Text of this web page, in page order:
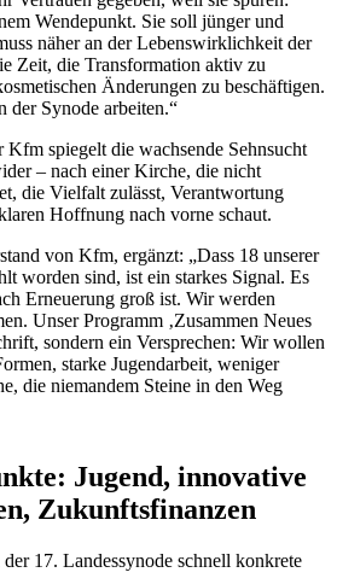
Wendepunkt. Sie soll jünger und
näher an der Lebenswirklichkeit der
Zeit, die Transformation aktiv zu
Änderungen zu beschäftigen.
Synode arbeiten.“
spiegelt die wachsende Sehnsucht
– nach einer Kirche, die nicht
die Vielfalt zulässt, Verantwortung
Hoffnung nach vorne schaut.
von Kfm, ergänzt: „Dass 18 unserer
worden sind, ist ein starkes Signal. Es
Erneuerung groß ist. Wir werden
Unser Programm ‚Zusammen Neues
sondern ein Versprechen: Wir wollen
starke Jugendarbeit, weniger
die niemandem Steine in den Weg
Jugend, innovative
Zukunftsfinanzen
17. Landessynode schnell konkrete